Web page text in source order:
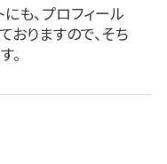
も、プロフィール
りますので、そち
。